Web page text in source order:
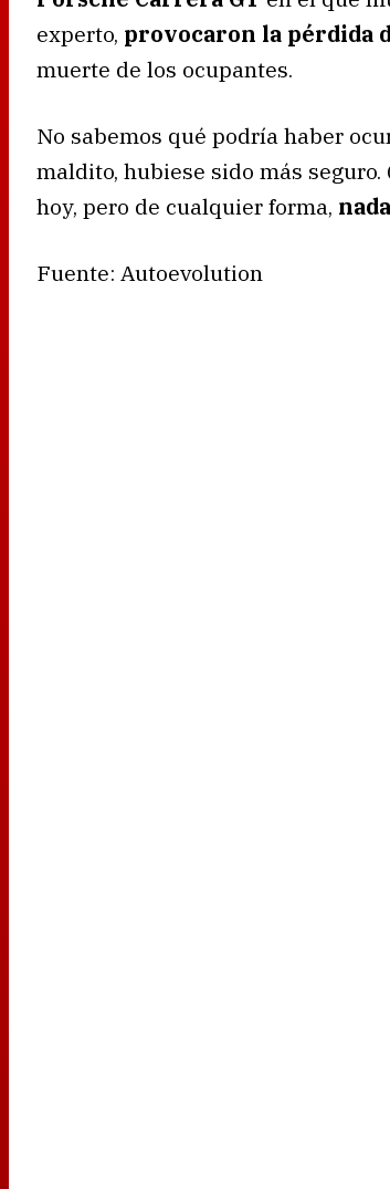
experto, provocaron la pérdida
muerte de los ocupantes.
No sabemos qué podría haber
maldito, hubiese sido más
hoy, pero de cualquier forma,
Fuente: Autoevolution